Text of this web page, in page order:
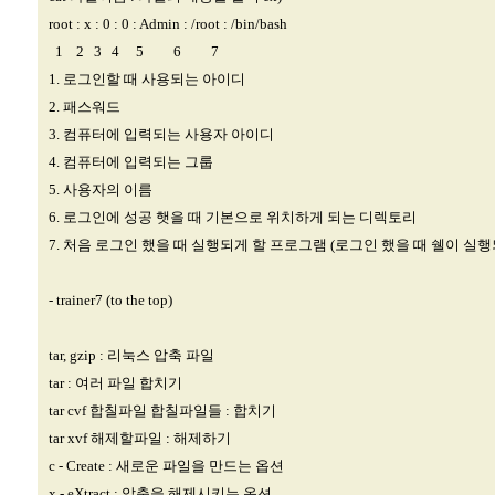
root : x : 0 : 0 : Admin : /root : /bin/bash
1 2 3 4 5 6 7
1. 로그인할 때 사용되는 아이디
2. 패스워드
3. 컴퓨터에 입력되는 사용자 아이디
4. 컴퓨터에 입력되는 그룹
5. 사용자의 이름
6. 로그인에 성공 햇을 때 기본으로 위치하게 되는 디렉토리
7. 처음 로그인 했을 때 실행되게 할 프로그램 (로그인 했을 때 쉘이 실
- trainer7 (to the top)
tar, gzip : 리눅스 압축 파일
tar : 여러 파일 합치기
tar cvf 합칠파일 합칠파일들 : 합치기
tar xvf 해제할파일 : 해제하기
c - Create : 새로운 파일을 만드는 옵션